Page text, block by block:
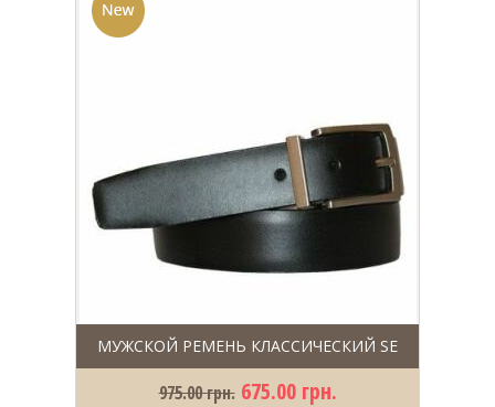
МУЖСКОЙ РЕМЕНЬ КЛАССИЧЕСКИЙ SE
975.00 грн. 675.00 грн.